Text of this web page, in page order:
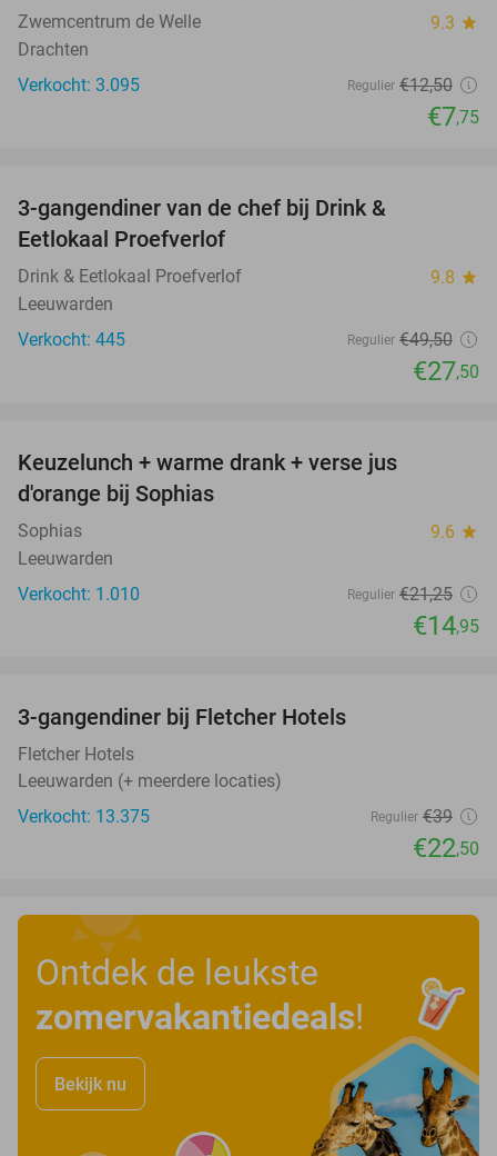
Zwemcentrum de Welle 9.3 star
Drachten
Verkocht: 3.095
Regulier €12,50
€7,75
3-gangendiner van de chef bij Drink &
Eetlokaal Proefverlof
Drink & Eetlokaal Proefverlof 9.8 star
Leeuwarden
Verkocht: 445
Regulier €49,50
€27,50
Keuzelunch + warme drank + verse jus
d'orange bij Sophias
Sophias 9.6 star
Leeuwarden
Verkocht: 1.010
Regulier €21,25
€14,95
3-gangendiner bij Fletcher Hotels
Fletcher Hotels
Leeuwarden (+ meerdere locaties)
Verkocht: 13.375
Regulier €39
€22,50
Ontdek de leukste
zomervakantiedeals!
Bekijk nu